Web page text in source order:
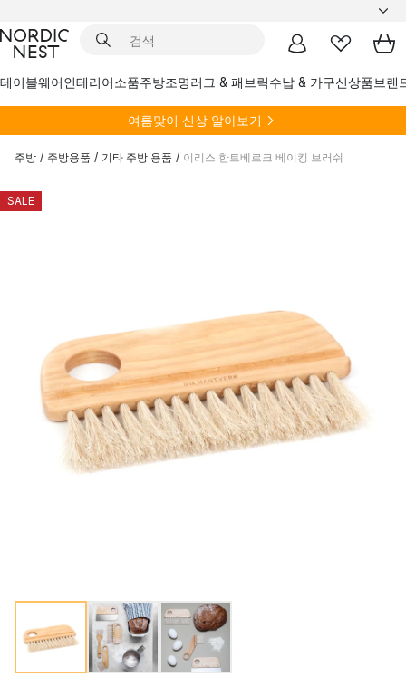
테이블웨어인테리어소품주방조명러그 & 패브릭수납 & 가구신상품브랜
여름맞이 신상 알아보기
주방 / 주방용품 / 기타 주방 용품 / 이리스 한트베르크 베이킹 브러쉬
SALE